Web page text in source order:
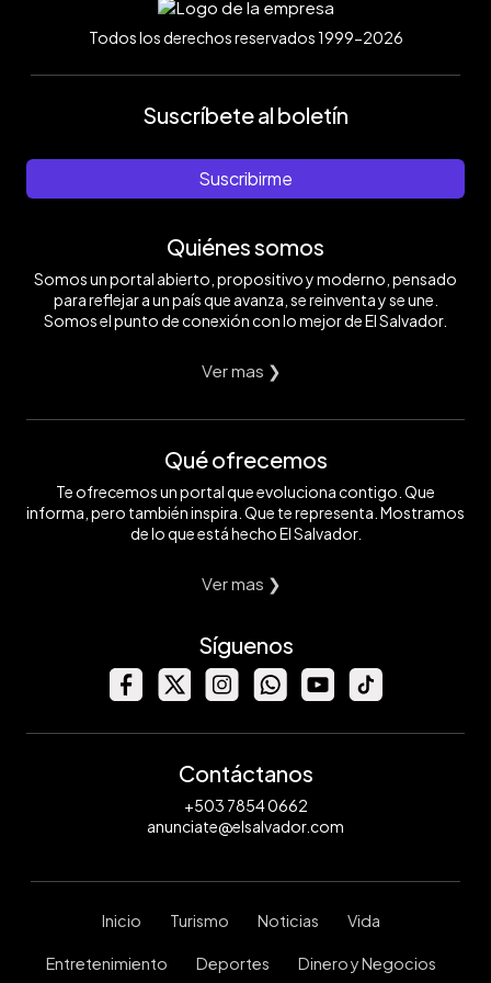
Todos los derechos reservados 1999-2026
Suscríbete al boletín
Suscribirme
Quiénes somos
Somos un portal abierto, propositivo y moderno, pensado
para reflejar a un país que avanza, se reinventa y se une.
Somos el punto de conexión con lo mejor de El Salvador.
Ver mas ❯
Qué ofrecemos
Te ofrecemos un portal que evoluciona contigo. Que
informa, pero también inspira. Que te representa. Mostramos
de lo que está hecho El Salvador.
Ver mas ❯
Síguenos
Contáctanos
+503 7854 0662
anunciate@elsalvador.com
Inicio Turismo Noticias Vida
Entretenimiento Deportes Dinero y Negocios